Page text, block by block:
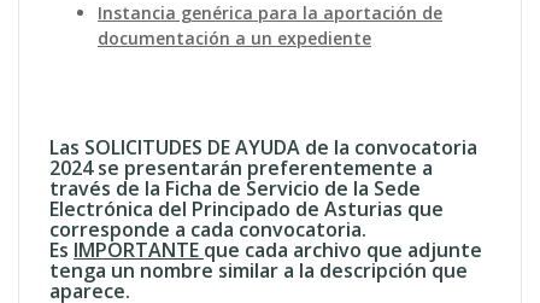
Instancia genérica para la aportación de
documentación a un expediente
Las SOLICITUDES DE AYUDA de la convocatoria
2024se presentarán preferentemente a
través de la Ficha de Servicio de la Sede
Electrónica del Principado de Asturias que
corresponde a cada convocatoria.
Es IMPORTANTE que cada archivo que adjunte
tenga un nombre similar a la descripción que
aparece.